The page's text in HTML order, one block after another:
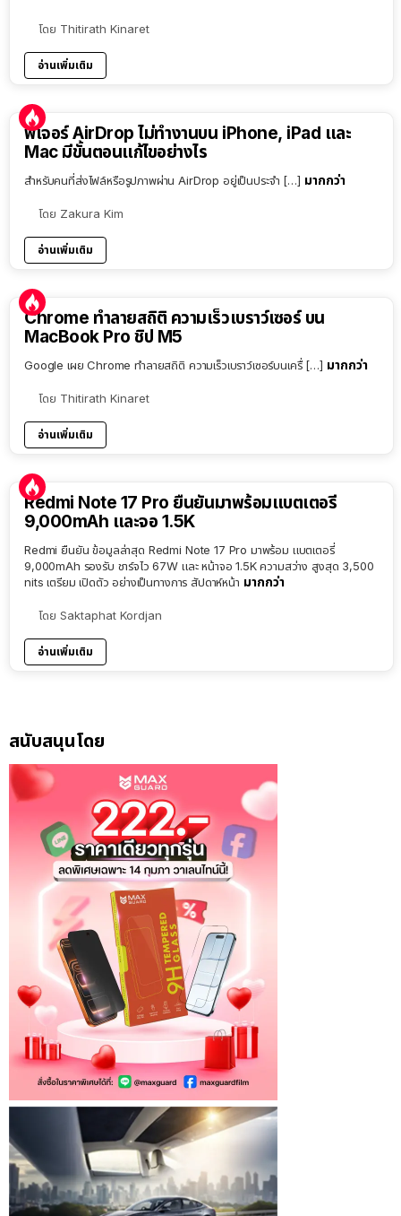
โดย Thitirath Kinaret
อ่านเพิ่มเติม
ฟีเจอร์ AirDrop ไม่ทำงานบน iPhone, iPad และ
Mac มีขั้นตอนแก้ไขอย่างไร
สำหรับคนที่ส่งไฟล์หรือรูปภาพผ่าน AirDrop อยู่เป็นประจำ […] มากกว่า
โดย Zakura Kim
อ่านเพิ่มเติม
Chrome ทำลายสถิติ ความเร็วเบราว์เซอร์ บน
MacBook Pro ชิป M5
Google เผย Chrome ทำลายสถิติ ความเร็วเบราว์เซอร์บนเครื่ […] มากกว่า
โดย Thitirath Kinaret
อ่านเพิ่มเติม
Redmi Note 17 Pro ยืนยันมาพร้อมแบตเตอรี่
9,000mAh และจอ 1.5K
Redmi ยืนยัน ข้อมูลล่าสุด Redmi Note 17 Pro มาพร้อม แบตเตอรี่
9,000mAh รองรับ ชาร์จไว 67W และ หน้าจอ 1.5K ความสว่าง สูงสุด 3,500
nits เตรียม เปิดตัว อย่างเป็นทางการ สัปดาห์หน้า มากกว่า
โดย Saktaphat Kordjan
อ่านเพิ่มเติม
สนับสนุนโดย